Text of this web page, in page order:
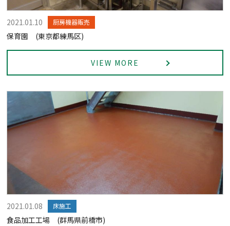
2021.01.10 厨房機器販売
保育園 (東京都練馬区)
VIEW MORE
2021.01.08 床施工
食品加工工場 (群馬県前橋市)